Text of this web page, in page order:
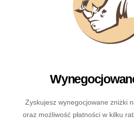
Zyskujesz wynegocjowane zniżki
oraz możliwość płatności w kilku